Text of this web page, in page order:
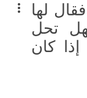
لها
تحل
كان